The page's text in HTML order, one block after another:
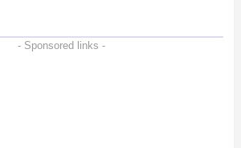
- Sponsored links -